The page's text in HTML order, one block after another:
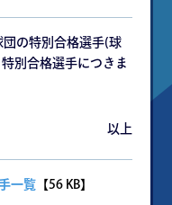
の特別合格選⼿(球
別合格選⼿につきま
以上
一覧 【56 KB】